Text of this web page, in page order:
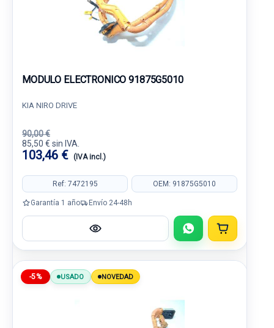
MODULO ELECTRONICO 91875G5010
KIA NIRO DRIVE
90,00 €
85,50 € sin IVA.
103,46 € (IVA incl.)
Ref: 7472195 OEM: 91875G5010
Garantía 1 año Envío 24-48h
-5% USADO NOVEDAD